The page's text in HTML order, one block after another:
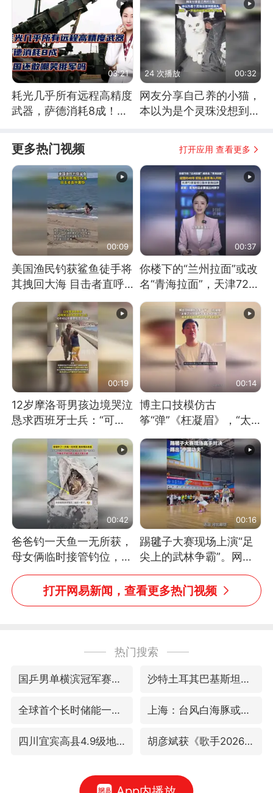
03:21
耗光几乎所有远程高精度
武器，萨德消耗8成！美
24 次播放 00:32
网友分享自己养的小猫，
本以为是个灵珠没想到是
更多热门视频 打开应用 查看更多
00:09
美国渔民钓获鲨鱼徒手将
其拽回大海 目击者直呼
震惊 （视频来源：参考
消息）
00:37
你楼下的“兰州拉面”或改
名“青海拉面”，天津72家
面馆已集体更换招牌
00:19
12岁摩洛哥男孩边境哭泣
恳求西班牙士兵：“可不
可以不要把我遣返回国”
00:14
博主口技模仿古
筝“弹”《枉凝眉》，“太
像了～你是吃古筝长大的
吗？”“或将成为首位考级
不带古筝的选手。”（来
源：新华每日电讯）
00:42
爸爸钓一天鱼一无所获，
母女俩临时接管钓位，用
玩具鱼竿钓上大鱼
00:16
踢毽子大赛现场上演“足
尖上的武林争霸”。网
友：这哪是踢毽子，分明
是武侠片现场！#睡个好
打开网易新闻，查看更多热门视频
热门搜索
国乒男单横滨冠军赛全军覆没 沙特土耳其巴基斯坦签署共同防务协议
全球首个长时储能一体化产业园量产 上海：台风白海豚或将带来龙卷风
四川宜宾高县4.9级地震致1死 胡彦斌获《歌手2026》歌王